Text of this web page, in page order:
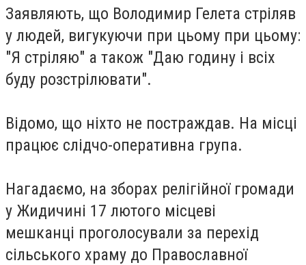
Заявляють, що Володимир Гелета стріляв
у людей, вигукуючи при цьому при цьому:
"Я стріляю" а також "Даю годину і всіх
буду розстрілювати".
Відомо, що ніхто не постраждав. На місці
працює слідчо-оперативна група.
Нагадаємо, на зборах релігійної громади
у Жидичині 17 лютого місцеві
мешканці проголосували за перехід
сільського храму до Православної